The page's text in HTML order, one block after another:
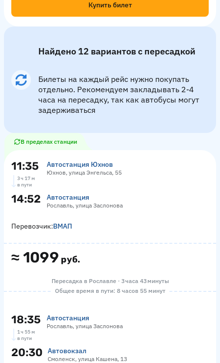
Купить билет
Найдено 12 вариантов с пересадкой
Билеты на каждый рейс нужно покупать
отдельно. Рекомендуем закладывать 2-4
часа на пересадку, так как автобусы могут
задерживаться
В пределах станции
11:35 Автостанция Юхнов
Юхнов, улица Энгельса, 55
3 ч 17 м
в пути
14:52 Автостанция
Рославль, улица Заслонова
≈ 1099 руб.
Перевозчик:ВМАП
Пересадка в Рославле · 3 часа 43 минуты
Общее время в пути: 8 часов 55 минут
18:35 Автостанция
Рославль, улица Заслонова
1 ч 55 м
в пути
20:30 Автовокзал
Смоленск, улица Кашена, 13